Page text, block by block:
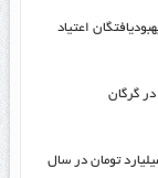
اعتیاد
گرگان
تومان در سال